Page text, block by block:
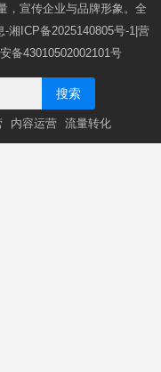
，宣传企业与品牌形象。全
-湘ICP备2025140805号-1 |营
备43010502002101号
搜索
内容运营 流量转化